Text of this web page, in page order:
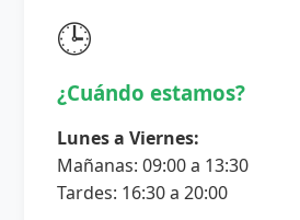
🕒
¿Cuándo estamos?
Lunes a Viernes:
Mañanas: 09:00 a 13:30
Tardes: 16:30 a 20:00